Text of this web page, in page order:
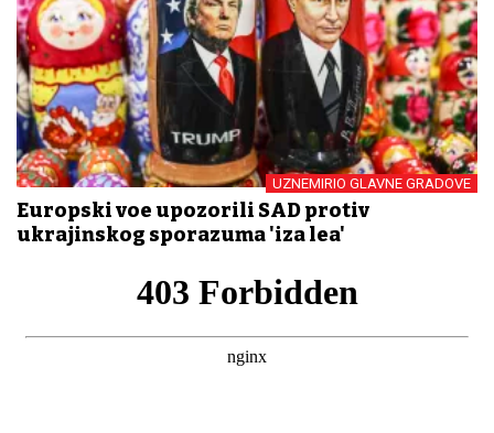
UZNEMIRIO GLAVNE GRADOVE
Europski vođe upozorili SAD protiv
ukrajinskog sporazuma 'iza leđa'